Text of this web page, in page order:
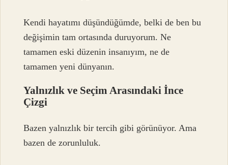
Kendi hayatımı düşündüğümde, belki de ben bu
değişimin tam ortasında duruyorum. Ne
tamamen eski düzenin insanıyım, ne de
tamamen yeni dünyanın.
Yalnızlık ve Seçim Arasındaki İnce
Çizgi
Bazen yalnızlık bir tercih gibi görünüyor. Ama
bazen de zorunluluk.